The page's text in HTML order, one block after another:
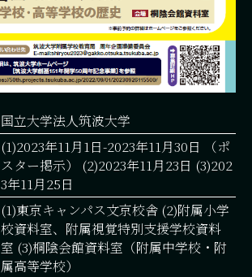
国立大学法人筑波大学
(1)2023年11月1日-2023年11月30日 （ポ
スター掲示） (2)2023年11月23日 (3)202
3年11月25日
(1)東京キャンパス文京校舎 (2)附属小学
校資料室、附属視覚特別支援学校資料
室 (3)桐陰会館資料室（附属中学校・附
属高等学校）